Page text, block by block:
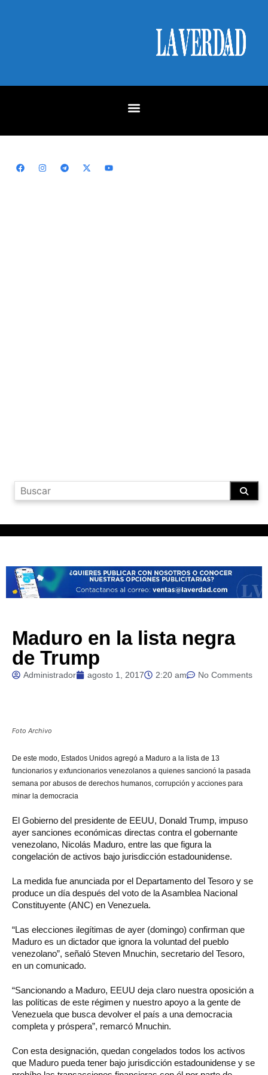
Maduro en la lista negra
de Trump
Administrador agosto 1, 2017 2:20 am No Comments
Foto Archivo
De este modo, Estados Unidos agregó a Maduro a la lista de 13
funcionarios y exfuncionarios venezolanos a quienes sancionó la pasada
semana por abusos de derechos humanos, corrupción y acciones para
minar la democracia
El Gobierno del presidente de EEUU, Donald Trump, impuso
ayer sanciones económicas directas contra el gobernante
venezolano, Nicolás Maduro, entre las que figura la
congelación de activos bajo jurisdicción estadounidense.
La medida fue anunciada por el Departamento del Tesoro y se
produce un día después del voto de la Asamblea Nacional
Constituyente (ANC) en Venezuela.
“Las elecciones ilegítimas de ayer (domingo) confirman que
Maduro es un dictador que ignora la voluntad del pueblo
venezolano”, señaló Steven Mnuchin, secretario del Tesoro,
en un comunicado.
“Sancionando a Maduro, EEUU deja claro nuestra oposición a
las políticas de este régimen y nuestro apoyo a la gente de
Venezuela que busca devolver el país a una democracia
completa y próspera”, remarcó Mnuchin.
Con esta designación, quedan congelados todos los activos
que Maduro pueda tener bajo jurisdicción estadounidense y se